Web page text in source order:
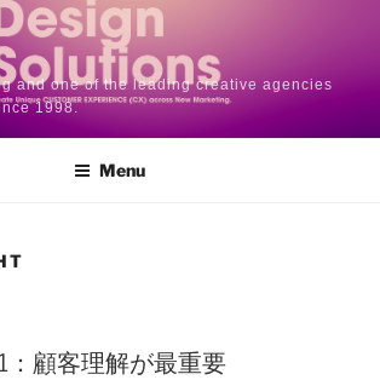
and one of the leading creative agencies
1998.
Menu
：顧客理解が最重要